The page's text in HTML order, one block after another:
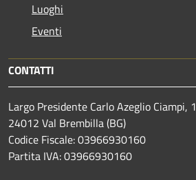
Luoghi
Eventi
CONTATTI
Largo Presidente Carlo Azeglio Ciampi, 1
24012 Val Brembilla (BG)
Codice Fiscale: 03966930160
Partita IVA: 03966930160